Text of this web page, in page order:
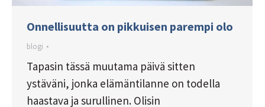
Onnellisuutta on pikkuisen parempi olo
blogi
Tapasin tässä muutama päivä sitten
ystäväni, jonka elämäntilanne on todella
haastava ja surullinen. Olisin